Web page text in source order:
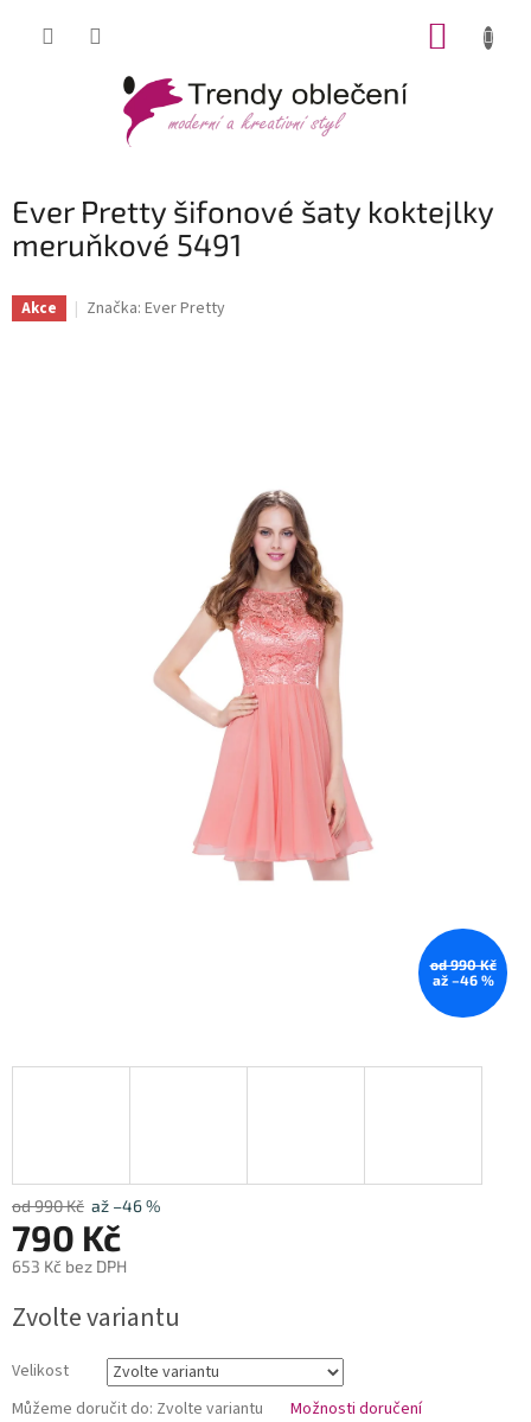
Ever Pretty šifonové šaty koktejlky
meruňkové 5491
Akce Značka: Ever Pretty
od 990 Kč
až –46 %
od 990 Kč až –46 %
790 Kč
653 Kč bez DPH
cena:
Zvolte variantu
Velikost
Můžeme doručit do: Zvolte variantu Možnosti doručení